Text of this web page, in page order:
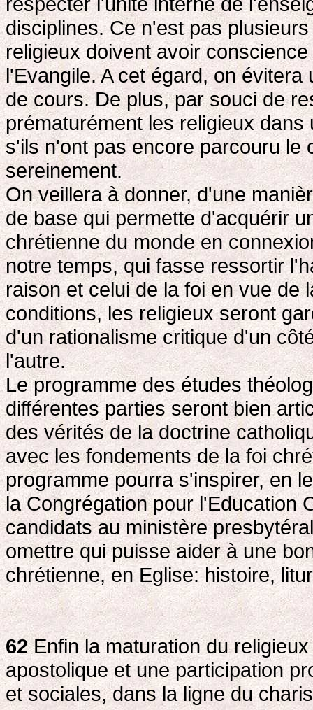
disciplines. Ce n'est pas
religieux doivent avoir
l'Evangile. A cet égard, on
de cours. De plus, par souci de
prématurément les religieux
s'ils n'ont pas encore parcouru le
sereinement.
On veillera à donner, d'une
de base qui permette d'acquérir
chrétienne du monde en
notre temps, qui fasse ressortir
raison et celui de la foi en vue de
conditions, les religieux seront
d'un rationalisme critique d'un
l'autre.
Le programme des études
différentes parties seront bien
des vérités de la doctrine
avec les fondements de la foi
programme pourra s'inspirer, en
la Congrégation pour l'Education
candidats au ministère
omettre qui puisse aider à une
chrétienne, en Eglise: histoire,
62Enfin la maturation du
apostolique et une participation
et sociales, dans la ligne du